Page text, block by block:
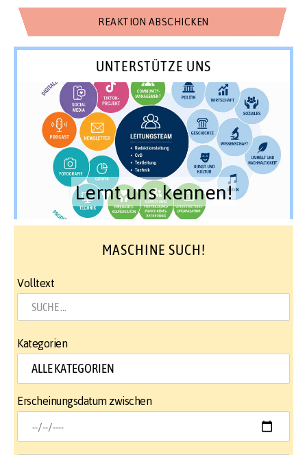
UNTERSTÜTZE UNS
Lernt uns kennen!
MASCHINE SUCH!
Volltext
Kategorien
Erscheinungsdatum zwischen